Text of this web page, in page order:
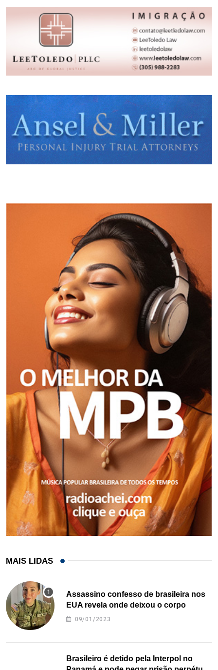
MAIS LIDAS
Assassino confesso de brasileira nos
EUA revela onde deixou o corpo
09/01/2023
Brasileiro é detido pela Interpol no